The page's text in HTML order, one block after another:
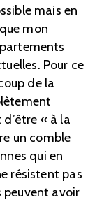
mais en
mon
Pour ce
de la
« à la
un comble
qui en
résistent pas
peuvent avoir